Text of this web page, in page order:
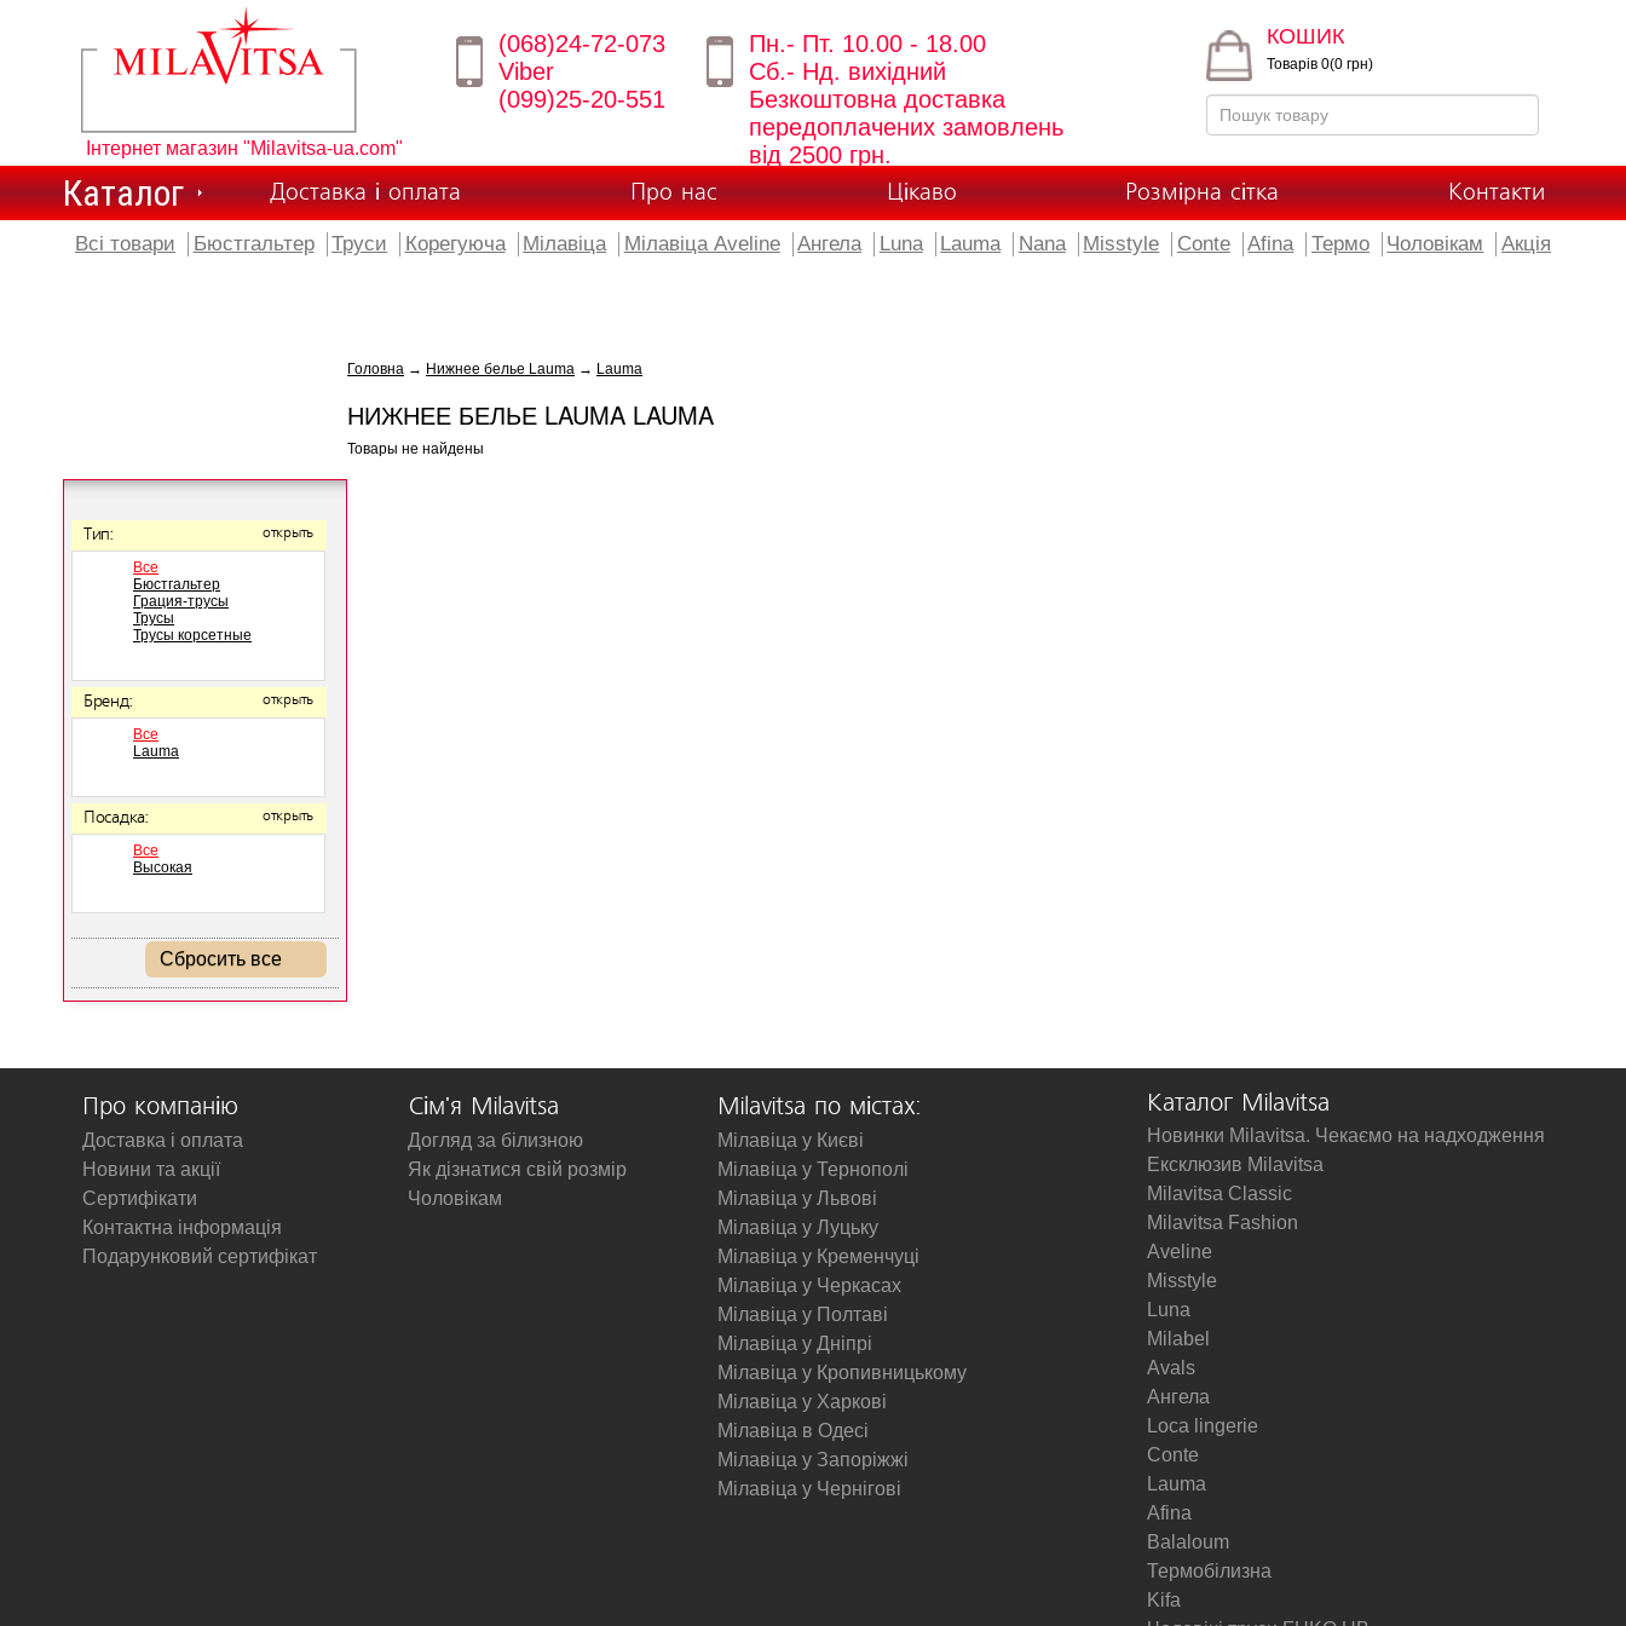
Інтернет магазин "Milavitsa-ua.com"
(068)24-72-073
Viber
(099)25-20-551
Пн.- Пт. 10.00 - 18.00
Сб.- Нд. вихідний
Безкоштовна доставка
передоплачених замовлень
від 2500 грн.
КОШИК
Товарів 0(0 грн)
Каталог Доставка і оплата Про нас Цікаво Розмірна сітка Контакти
Всі товари Бюстгальтер Труси Корегуюча Мілавіца Мілавіца Aveline Ангела Luna Lauma Nana Misstyle Conte Afina Термо Чоловікам Акція
Тип: открыть
Все
Бюстгальтер
Грация-трусы
Трусы
Трусы корсетные
Бренд: открыть
Все
Lauma
Посадка: открыть
Все
Высокая
Сбросить все
Головна → Нижнее белье Lauma → Lauma
НИЖНЕЕ БЕЛЬЕ LAUMA LAUMA
Товары не найдены
Про компанію
Доставка і оплата
Новини та акції
Сертифікати
Контактна інформація
Подарунковий сертифікат
Сім'я Milavitsa
Догляд за білизною
Як дізнатися свій розмір
Чоловікам
Milavitsa по містах:
Мілавіца у Києві
Мілавіца у Тернополі
Мілавіца у Львові
Мілавіца у Луцьку
Мілавіца у Кременчуці
Мілавіца у Черкасах
Мілавіца у Полтаві
Мілавіца у Дніпрі
Мілавіца у Кропивницькому
Мілавіца у Харкові
Мілавіца в Одесі
Мілавіца у Запоріжжі
Мілавіца у Чернігові
Каталог Milavitsa
Новинки Milavitsa. Чекаємо на надходження
Ексклюзив Milavitsa
Milavitsa Classic
Milavitsa Fashion
Aveline
Misstyle
Luna
Milabel
Avals
Ангела
Loca lingerie
Conte
Lauma
Afina
Balaloum
Термобілизна
Kifa